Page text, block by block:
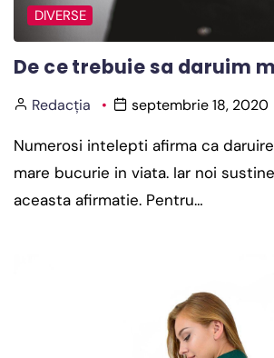
DIVERSE
De ce trebuie sa daruim
Redacția septembrie 18, 2020
Numerosi intelepti afirma ca
mare bucurie in viata. Iar noi
aceasta afirmatie. Pentru…